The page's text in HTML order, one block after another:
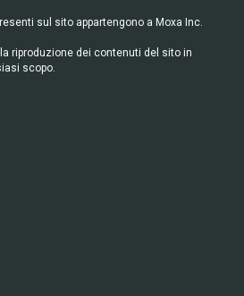
sul sito appartengono a Moxa Inc.
riproduzione dei contenuti del sito in
scopo.